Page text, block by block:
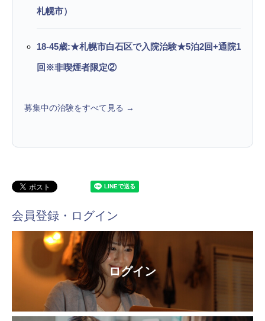
札幌市）
18-45歳:★札幌市白石区で入院治験★5泊2回+通院1
回※非喫煙者限定②
募集中の治験をすべて見る →
会員登録・ログイン
ログイン